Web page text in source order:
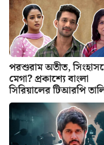
পরশুরাম অতীত,
মেগা? প্রকাশ্যে বাংলা
সিরিয়ালের টিআরপি